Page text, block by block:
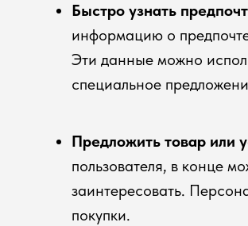
Быстро узнать
информацию о
Эти данные можно
специальное
Предложить товар или
пользователя, в конце
заинтересовать.
покупки.